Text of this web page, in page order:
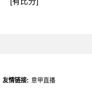
友情链接: 意甲直播